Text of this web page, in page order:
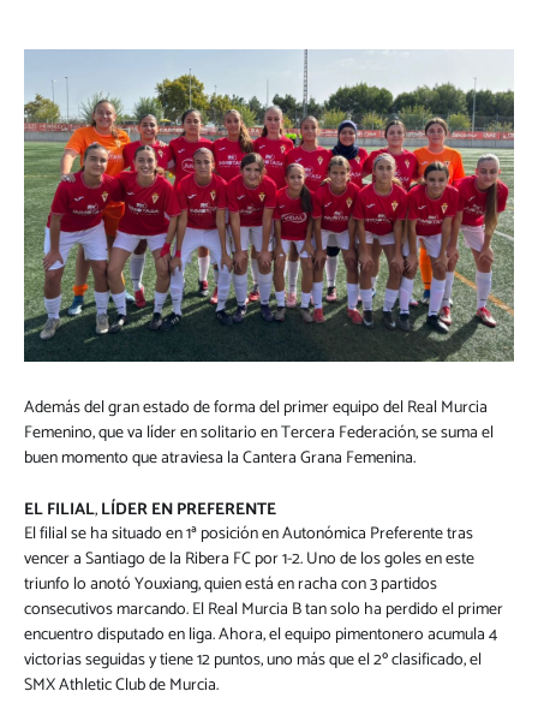
Además del gran estado de forma del primer equipo del Real Murcia
Femenino, que va líder en solitario en Tercera Federación, se suma el
buen momento que atraviesa la Cantera Grana Femenina.
EL FILIAL,LÍDER EN PREFERENTE
El filial se ha situado en 1ª posición en Autonómica Preferente tras
vencer a Santiago de la Ribera FC por 1-2. Uno de los goles en este
triunfo lo anotó Youxiang, quien está en racha con 3 partidos
consecutivos marcando. El Real Murcia B tan solo ha perdido el primer
encuentro disputado en liga. Ahora, el equipo pimentonero acumula 4
victorias seguidas y tiene 12 puntos, uno más que el 2º clasificado, el
SMX Athletic Club de Murcia.